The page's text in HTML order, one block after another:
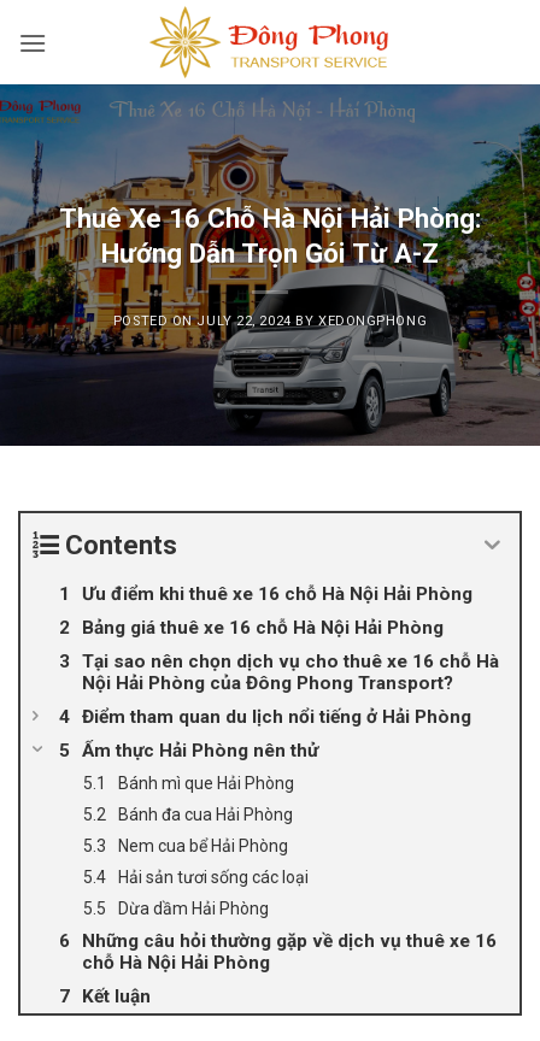
Thuê Xe 16 Chỗ Hà Nội Hải Phòng:
Hướng Dẫn Trọn Gói Từ A-Z
POSTED ONJULY 22, 2024 BY XEDONGPHONG
Contents
Ưu điểm khi thuê xe 16 chỗ Hà Nội Hải Phòng
Bảng giá thuê xe 16 chỗ Hà Nội Hải Phòng
Tại sao nên chọn dịch vụ cho thuê xe 16 chỗ Hà
Nội Hải Phòng của Đông Phong Transport?
Điểm tham quan du lịch nổi tiếng ở Hải Phòng
Ẩm thực Hải Phòng nên thử
Bánh mì que Hải Phòng
Bánh đa cua Hải Phòng
Nem cua bể Hải Phòng
Hải sản tươi sống các loại
Dừa dầm Hải Phòng
Những câu hỏi thường gặp về dịch vụ thuê xe 16
chỗ Hà Nội Hải Phòng
Kết luận